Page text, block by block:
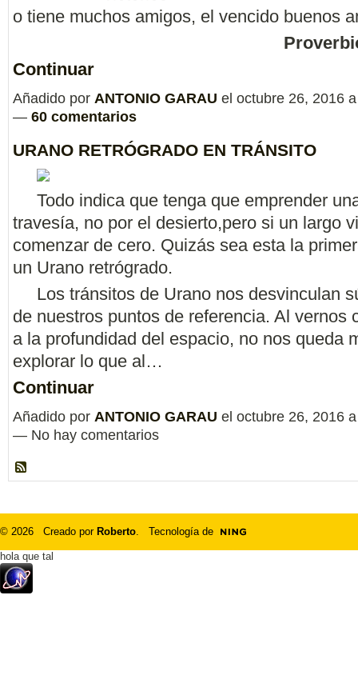
o tiene muchos amigos, el vencido buenos
Continuar
Añadido por ANTONIO GARAU el octubre 26, 2016
— 60 comentarios
URANO RETRÓGRADO EN TRÁNSITO
Todo indica que tenga que emprender
travesía, no por el desierto,pero si un largo
comenzar de cero. Quizás sea esta la
un Urano retrógrado.
Los tránsitos de Urano nos desvinculan
de nuestros puntos de referencia. Al vernos
a la profundidad del espacio, no nos queda
explorar lo que al…
Continuar
Añadido por ANTONIO GARAU el octubre 26, 2016
— No hay comentarios
© 2026 Creado por Roberto. Tecnología de
hola que tal